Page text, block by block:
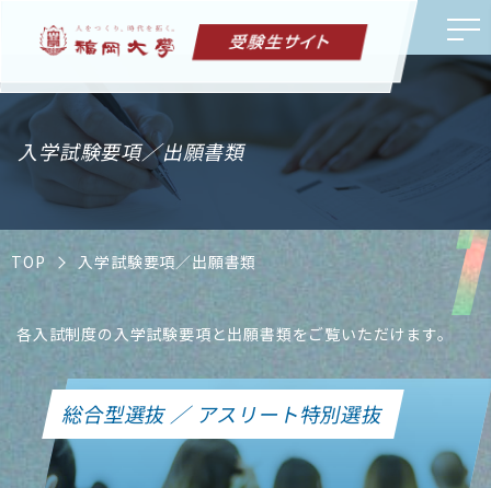
入学試験要項／出願書類
TOP 入学試験要項／出願書類
各入試制度の入学試験要項と出願書類をご覧いただけます。
総合型選抜 ／ アスリート特別選抜